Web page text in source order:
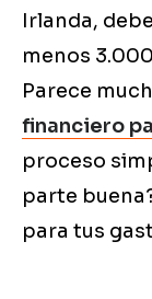
Irlanda,
menos
Parece
financiero
proceso
parte
para tus